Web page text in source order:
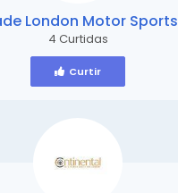
London Motor Sports
4 Curtidas
Curtir